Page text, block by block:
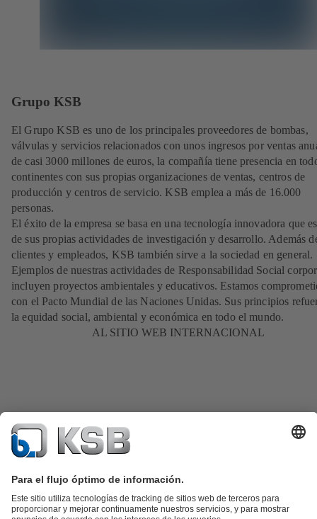
Grupo KSB
El Grupo KSB es uno de los principales proveedores de bombas,
válvulas y servicios relacionados con unos ingresos por ventas
de casi 3000 millones de euros, la compañía tiene presencia en
continentes con sus propias organizaciones de ventas, centros de
producción y centros de servicio. KSB emplea a más de 16.000
personas.
El éxito de la empresa se basa en una tecnología innovadora que
de sus propias actividades de investigación y desarrollo. Además
clientes y empleados, KSB también sirve a la sociedad en general.
Ejemplos de nuestras actividades de Responsabilidad Social
incluyen proyectos ambientales y educativos. Estamos
con el Pacto Mundial de las Naciones Unidas. Sus principios
la equidad social, ambiental y económica en todo el mundo.
AL SITIO WEB INTERNACIONAL